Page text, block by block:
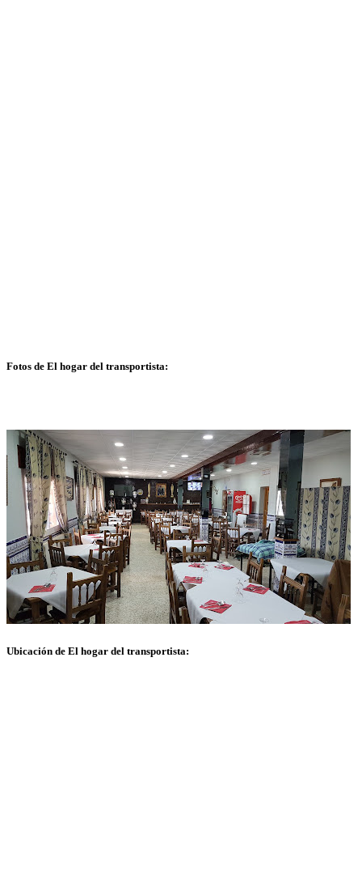
Fotos de El hogar del transportista:
Ubicación de El hogar del transportista: